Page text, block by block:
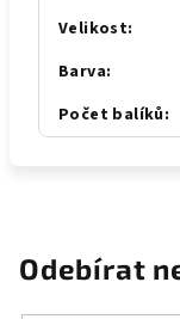
Velikost:
Barva:
Počet balíků:
Odebírat